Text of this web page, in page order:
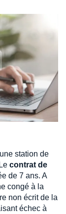
station de
contrat de
de 7 ans. A
congé à la
non écrit de la
échec à